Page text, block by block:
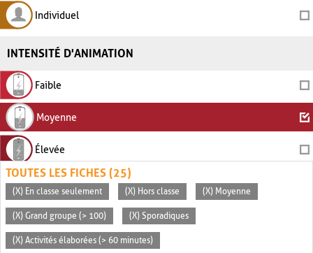
Individuel
INTENSITÉ D'ANIMATION
Faible
Moyenne
Élevée
TOUTES LES FICHES (25)
(X) En classe seulement (X) Hors classe (X) Moyenne
(X) Grand groupe (> 100) (X) Sporadiques
(X) Activités élaborées (> 60 minutes)